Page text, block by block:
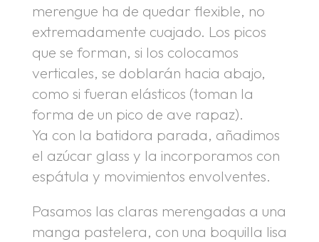
merengue ha de quedar flexible, no
extremadamente cuajado. Los picos
que se forman, si los colocamos
verticales, se doblarán hacia abajo,
como si fueran elásticos (toman la
forma de un pico de ave rapaz).
Ya con la batidora parada, añadimos
el azúcar glass y la incorporamos con
espátula y movimientos envolventes.
Pasamos las claras merengadas a una
manga pastelera, con una boquilla lisa